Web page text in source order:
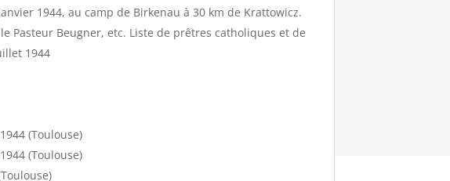
1944, au camp de Birkenau à 30 km de Krattowicz.
Pasteur Beugner, etc. Liste de prêtres catholiques et de
1944
(Toulouse)
(Toulouse)